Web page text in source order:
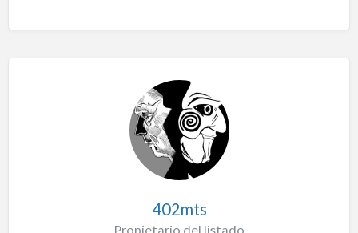
402mts
Propietario del listado